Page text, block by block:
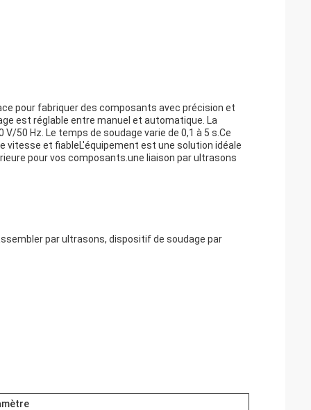
pour fabriquer des composants avec précision et
est réglable entre manuel et automatique. La
50 Hz. Le temps de soudage varie de 0,1 à 5 s.Ce
vitesse et fiableL'équipement est une solution idéale
pour vos composants.une liaison par ultrasons
par ultrasons, dispositif de soudage par